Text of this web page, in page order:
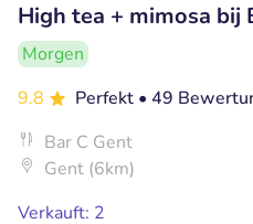
High tea + mimosa bij
Morgen
9.8
Perfekt • 49
Bar C Gent
Gent (6km)
Verkauft: 2